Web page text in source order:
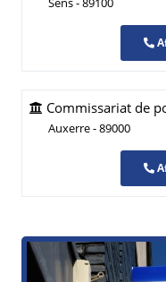
Commissariat de
Auxerre - 89000